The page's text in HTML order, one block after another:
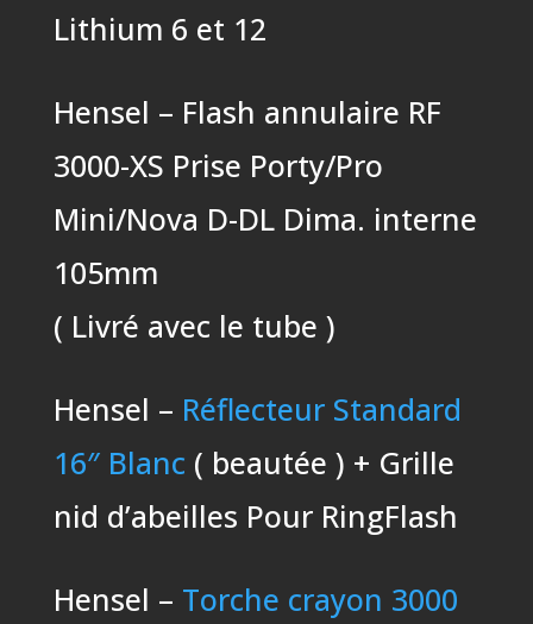
Lithium 6 et 12
Hensel – Flash annulaire RF
3000-XS Prise Porty/Pro
Mini/Nova D-DL Dima. interne
105mm
( Livré avec le tube )
Hensel – Réflecteur Standard
16″ Blanc ( beautée ) + Grille
nid d’abeilles Pour RingFlash
Hensel – Torche crayon 3000